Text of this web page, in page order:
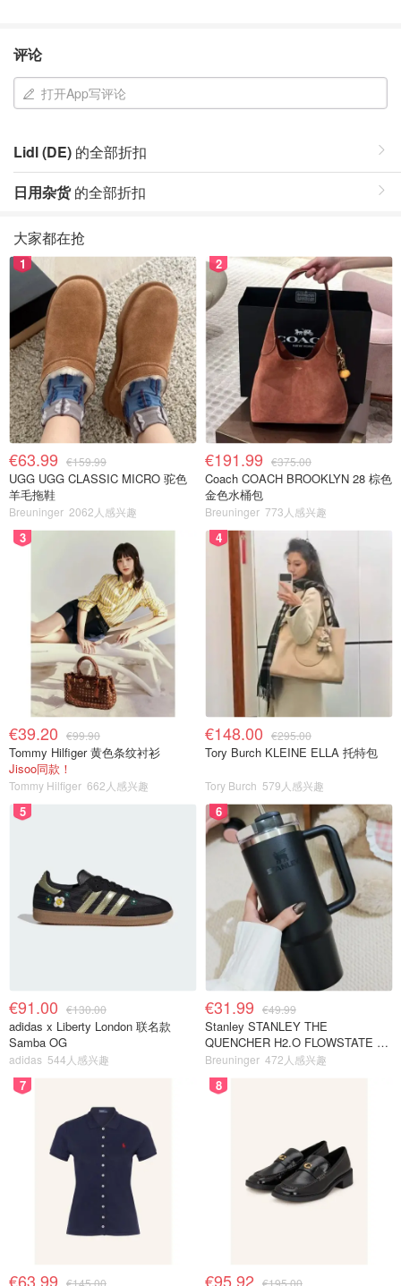
评论
打开App写评论
Lidl (DE) 的全部折扣
日用杂货的全部折扣
大家都在抢
1
€63.99 €159.99
UGG UGG CLASSIC MICRO 驼色
羊毛拖鞋
Breuninger 2062人感兴趣
2
€191.99 €375.00
Coach COACH BROOKLYN 28 棕色
金色水桶包
Breuninger 773人感兴趣
3
€39.20 €99.90
Tommy Hilfiger 黄色条纹衬衫
Jisoo同款！
Tommy Hilfiger 662人感兴趣
4
€148.00 €295.00
Tory Burch KLEINE ELLA 托特包
Tory Burch 579人感兴趣
5
€91.00 €130.00
adidas x Liberty London 联名款
Samba OG
adidas 544人感兴趣
6
€31.99 €49.99
Stanley STANLEY THE
QUENCHER H2.O FLOWSTATE 保
温杯 1.18L 黑色
Breuninger 472人感兴趣
7
€63.99
8
€95.92